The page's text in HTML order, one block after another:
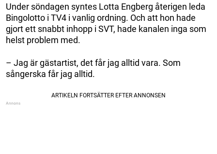
Under söndagen syntes Lotta Engberg återigen leda
Bingolotto i TV4 i vanlig ordning. Och att hon hade
gjort ett snabbt inhopp i SVT, hade kanalen inga som
helst problem med.
– Jag är gästartist, det får jag alltid vara. Som
sångerska får jag alltid.